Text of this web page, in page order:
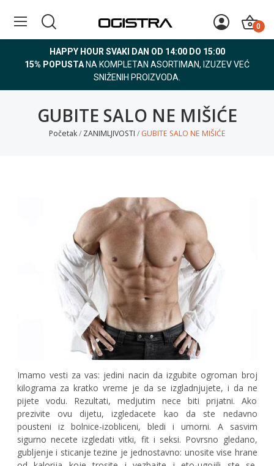
0
HAPPY HOUR SVAKI DAN OD 14:00 DO 15:00
15% POPUSTA NA KOMPLETAN ASORTIMAN, IZUZEV VEĆ
SNIŽENIH PROIZVODA.
GUBITE SALO NE MIŠIĆE
Početak ZANIMLJIVOSTI GUBITE SALO NE MIŠIĆE
Imamo vesti za vas: jedini nacin da izgubite ogroman broj
kilograma za kratko vreme je da se izgladnjujete, i da ne
pijete vodu. Rezultati, medjutim nece biti prijatni. Ako
prezivite ovu dijetu, izgledacete kao da ste nedavno
pousteni iz bolnice-izobliceni, bledi i umorni. A sasvim
sigurno necete izgledati vitki, fit i seksi. Povrsno gledano,
gubljenje i sticanje tezine je jednostavno: unosite vise hrane